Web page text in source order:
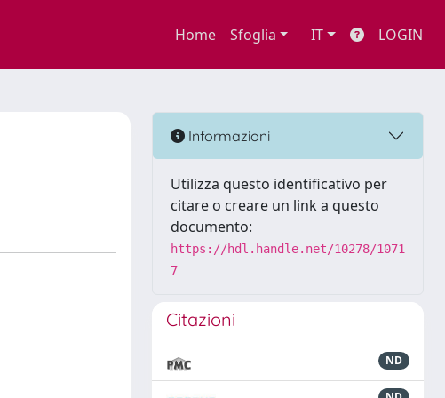
Home Sfoglia IT LOGIN
Informazioni
Utilizza questo identificativo per
citare o creare un link a questo
documento:
https://hdl.handle.net/10278/1071
7
Citazioni
ND